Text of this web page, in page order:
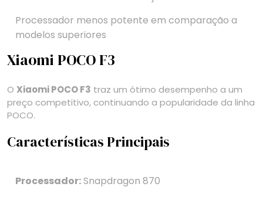
Processador menos potente em comparação a
modelos superiores
Xiaomi POCO F3
O Xiaomi POCO F3 traz um ótimo desempenho a um
preço competitivo, continuando a popularidade da linha
POCO.
Características Principais
Processador:Snapdragon 870